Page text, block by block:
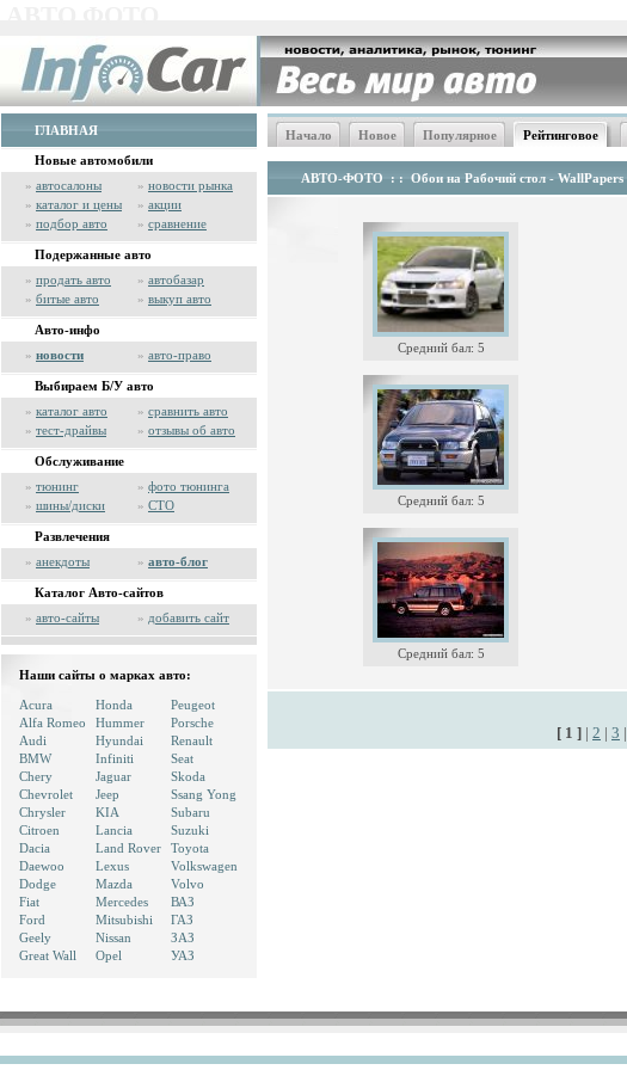
ГЛАВНАЯ
Новые автомобили
» автосалоны » новости рынка
» каталог и цены » акции
» подбор авто » сравнение
Подержанные авто
» продать авто » автобазар
» битые авто » выкуп авто
Авто-инфо
» новости » авто-право
Выбираем Б/У авто
» каталог авто » сравнить авто
» тест-драйвы » отзывы об авто
Обслуживание
» тюнинг » фото тюнинга
» шины/диски » СТО
Развлечения
» анекдоты » авто-блог
Каталог Авто-сайтов
» авто-сайты » добавить сайт
Наши сайты о марках авто:
Acura
Alfa Romeo
Audi
BMW
Chery
Chevrolet
Chrysler
Citroen
Dacia
Daewoo
Dodge
Fiat
Ford
Geely
Great Wall
Honda
Hummer
Hyundai
Infiniti
Jaguar
Jeep
KIA
Lancia
Land Rover
Lexus
Mazda
Mercedes
Mitsubishi
Nissan
Opel
Peugeot
Porsche
Renault
Seat
Skoda
Ssang Yong
Subaru
Suzuki
Toyota
Volkswagen
Volvo
ВАЗ
ГАЗ
ЗАЗ
УАЗ
Начало Новое Популярное Рейтинговое
АВТО-ФОТО : : Обои на Рабочий стол - WallPapers
Средний бал: 5
Средний бал: 5
Средний бал: 5
[ 1 ] | 2 | 3 |